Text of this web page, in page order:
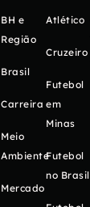
BH e
Região
Brasil
Carreira
Meio
Ambiente
Mercado
Atlético
Cruzeiro
Futebol
em
Minas
Futebol
no Brasil